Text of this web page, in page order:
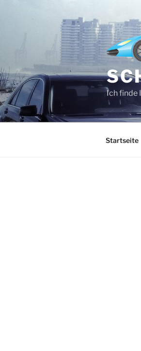
Ich finde
Startseite